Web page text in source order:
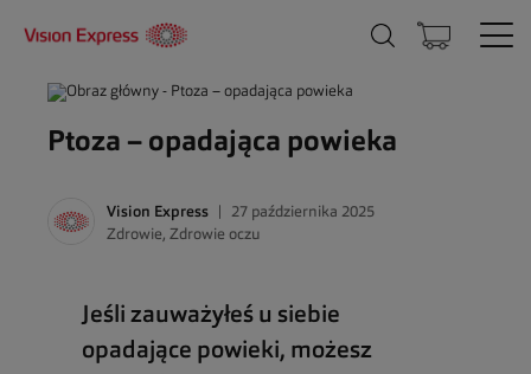
Ptoza – opadająca powieka
Vision Express
27 października 2025
Zdrowie, Zdrowie oczu
Jeśli zauważyłeś u siebie
opadające powieki, możesz